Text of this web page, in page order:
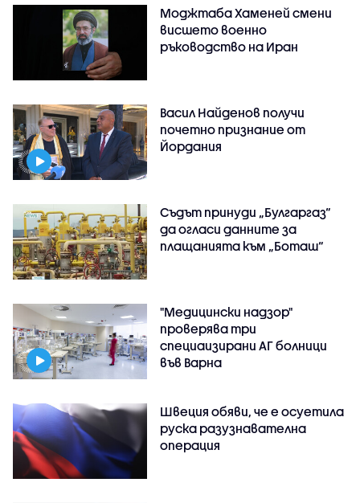
Моджтаба Хаменей смени
висшето военно
ръководство на Иран
Васил Найденов получи
почетно признание от
Йордания
Съдът принуди „Булгаргаз“
да огласи данните за
плащанията към „Боташ“
"Медицински надзор"
проверява три
специаизирани АГ болници
във Варнa
Швеция обяви, че е осуетила
руска разузнавателна
операция